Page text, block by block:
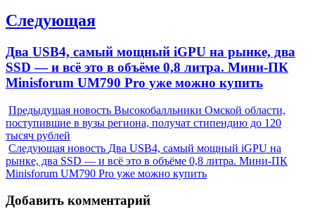
Следующая
Next
post:
Два USB4, самый мощный iGPU на рынке, два
SSD — и всё это в объёме 0,8 литра. Мини-ПК
Minisforum UM790 Pro уже можно купить
Предыдущая новость Высокобалльники Омской области,
поступившие в вузы региона, получат стипендию до 120
тысяч рублей
Следующая новость Два USB4, самый мощный iGPU на
рынке, два SSD — и всё это в объёме 0,8 литра. Мини-ПК
Minisforum UM790 Pro уже можно купить
Добавить комментарий